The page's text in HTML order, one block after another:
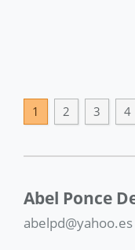
1 2 3 4
Abel Ponce
abelpd@yahoo.es